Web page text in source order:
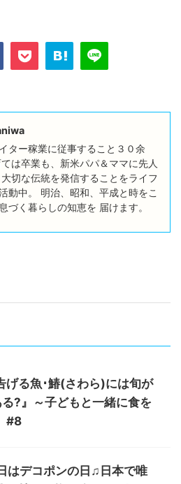
ター稼業に従事すること３０余
は卒業も、新米パパ＆ママに先人
切な伝統を発信することをライフ
動中。 明治、昭和、平成と時をこ
づく暮らしの知恵を 届けます。
げる魚･鰆(さわら)には旬が
?』～子どもと一緒に食を
#8
はデコポンの日♫日本で唯